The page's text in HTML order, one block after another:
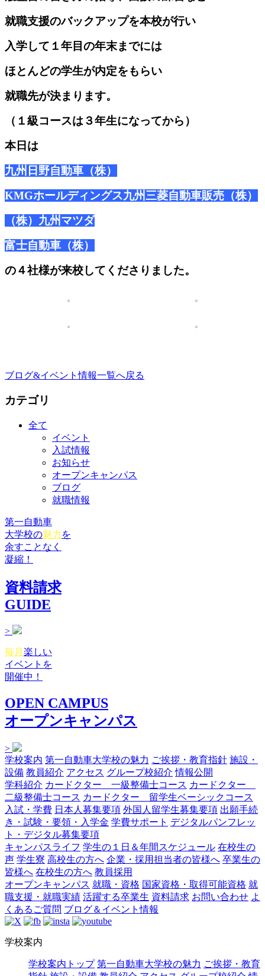
就職支援のバックアップを本校が行い
入学して１年目の年末までには
ほとんどの学生が内定をもらい
就職先が決まります。
（１級コースは３年生になってから）
本日は
九州日野自動車（株）
KMGホールディングス九州三菱自動車販売（株）
（株）九州マツダ
富士自動車（株）
の４社様が来校してくださりました。
ブログ&イベント情報一覧へ戻る
カテゴリ
全て
イベント
入試情報
お知らせ
オープンキャンパス
ブログ
就職情報
第一自動車
大学校の魅力 を
余すことなく
凝縮！
資料請求
GUIDE
>
毎月 楽しい
イベントを
開催中！
OPEN CAMPUS
オープンキャンパス
>
学校案内 第一自動車大学校の魅力 ご挨拶・教育指針 施設・
設備 教員紹介 アクセス グループ校紹介 情報公開
学科紹介 カードクター 一級整備士コース カードクター
二級整備士コース カードクター 留学生ベーシックコース
入試・学費 日本人募集要項 外国人留学生募集要項 出願手続
き・試験・要領・入学金 学費サポート デジタルパンフレッ
ト・デジタル募集要項
キャンパスライフ 学生の１日＆年間スケジュール 在校生の
声 学生寮 高校生の方へ 企業・採用担当者の皆様へ 卒業生の
皆様へ 在校生の方へ 教員採用
オープンキャンパス 就職・資格 国家資格・取得可能資格 就
職支援・就職実績 活躍する卒業生 資料請求 お問い合わせ よ
くあるご質問 ブログ＆イベント情報
学校案内
学校案内トップ 第一自動車大学校の魅力 ご挨拶・教育